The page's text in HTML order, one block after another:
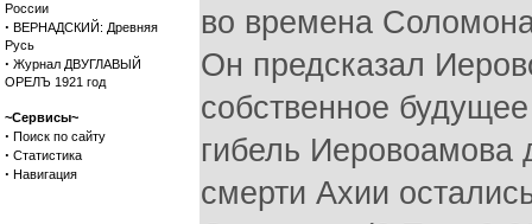
России
· ВЕРНАДСКИЙ: Древняя
Русь
· Журнал ДВУГЛАВЫЙ
ОРЕЛЪ 1921 год
~Сервисы~
· Поиск по сайту
· Статистика
· Навигация
во времена
Он предсказал
собственное
гибель
смерти Ахии